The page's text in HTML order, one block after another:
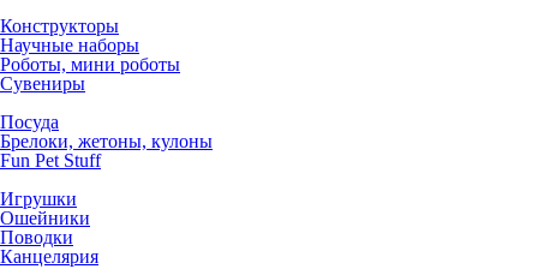
Конструкторы
Научные наборы
Роботы, мини роботы
Сувениры
Посуда
Брелоки, жетоны, кулоны
Fun Pet Stuff
Игрушки
Ошейники
Поводки
Канцелярия